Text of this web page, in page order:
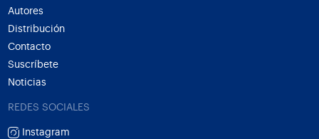
Autores
Distribución
Contacto
Suscríbete
Noticias
REDES SOCIALES
Instagram